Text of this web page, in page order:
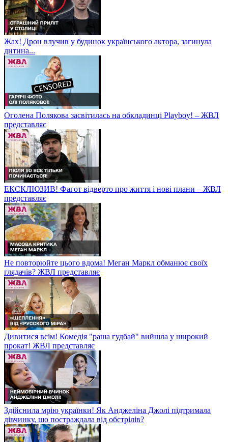
Жах! Дрон влучив у будинок українського актора, загинула
дитина...
Оголена Полякова засвітилась на обкладинці Playboy! – ЖВЛ
представляє
ЕКСКЛЮЗИВ! Фагот відверто про життя і нові плани – ЖВЛ
представляє
Не повторюйте цього вдома! Меган Маркл обманює своїх
глядачів? ЖВЛ представляє
Дивитися всім! Комедія "раша гудбай" вийшла у широкий
прокат! ЖВЛ представляє
Здійснила мрію українки! Як Анджеліна Джолі підтримала
дівчинку, що постраждала від обстрілів?